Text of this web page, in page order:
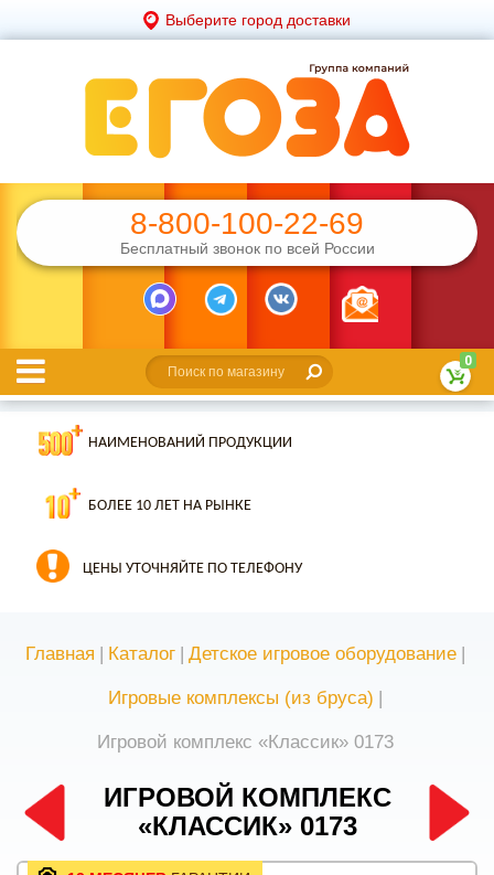
Выберите город доставки
8-800-100-22-69
Бесплатный звонок по всей России
0
НАИМЕНОВАНИЙ ПРОДУКЦИИ
БОЛЕЕ 10 ЛЕТ НА РЫНКЕ
ЦЕНЫ УТОЧНЯЙТЕ ПО ТЕЛЕФОНУ
Главная | Каталог | Детское игровое оборудование |
Игровые комплексы (из бруса) |
Игровой комплекс «Классик» 0173
ИГРОВОЙ КОМПЛЕКС
«КЛАССИК» 0173